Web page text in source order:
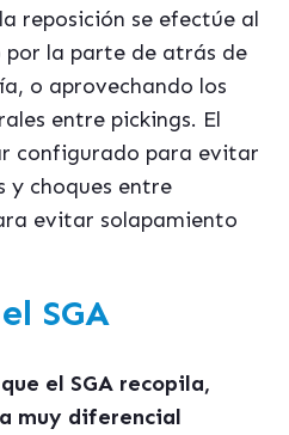
reposición se efectúe al
por la parte de atrás de
o aprovechando los
entre pickings. El
configurado para evitar
y choques entre
evitar solapamiento
SGA
el SGA recopila,
muy diferencial